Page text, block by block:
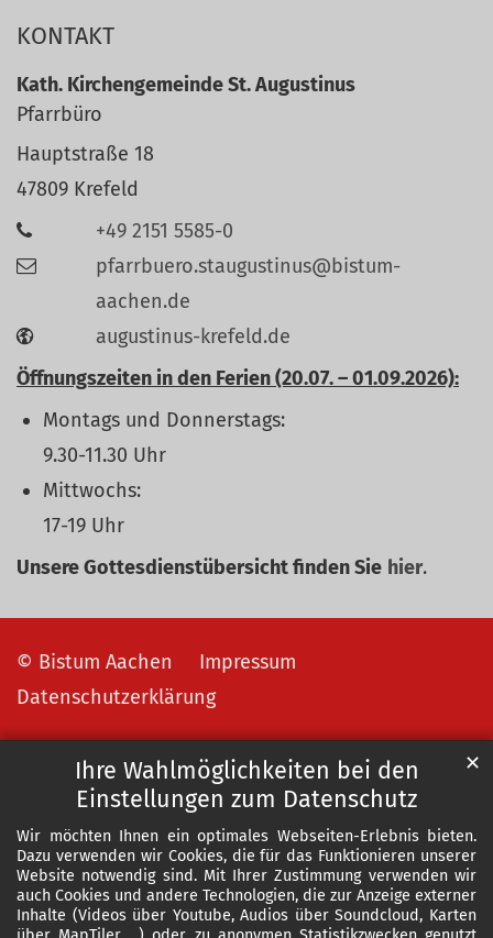
Ihre Wahlmöglichkeiten bei den
Einstellungen zum Datenschutz
Wir möchten Ihnen ein optimales Webseiten-Erlebnis bieten.
Dazu verwenden wir Cookies, die für das Funktionieren unserer
Website notwendig sind. Mit Ihrer Zustimmung verwenden wir
auch Cookies und andere Technologien, die zur Anzeige externer
Inhalte (Videos über Youtube, Audios über Soundcloud, Karten
✕
KONTAKT
Kath. Kirchengemeinde St. Augustinus
Pfarrbüro
Hauptstraße 18
47809 Krefeld
+49 2151 5585-0
pfarrbuero.staugustinus@bistum-
aachen.de
augustinus-krefeld.de
Öffnungszeiten in den Ferien (20.07. – 01.09.2026):
Montags und Donnerstags:
9.30-11.30 Uhr
Mittwochs:
17-19 Uhr
Unsere Gottesdienstübersicht finden Sie hier.
© Bistum Aachen
Impressum
Datenschutzerklärung